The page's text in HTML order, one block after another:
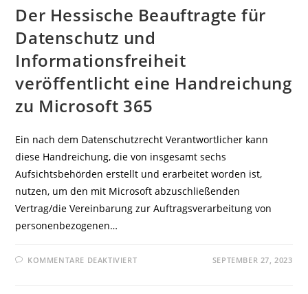
Der Hessische Beauftragte für
Datenschutz und
Informationsfreiheit
veröffentlicht eine Handreichung
zu Microsoft 365
Ein nach dem Datenschutzrecht Verantwortlicher kann
diese Handreichung, die von insgesamt sechs
Aufsichtsbehörden erstellt und erarbeitet worden ist,
nutzen, um den mit Microsoft abzuschließenden
Vertrag/die Vereinbarung zur Auftragsverarbeitung von
personenbezogenen…
KOMMENTARE DEAKTIVIERTFÜR SEPTEMBER 27, 2023